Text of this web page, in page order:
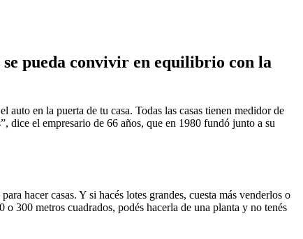
pueda convivir en equilibrio con la
auto en la puerta de tu casa. Todas las casas tienen medidor de
dice el empresario de 66 años, que en 1980 fundó junto a su
hacer casas. Y si hacés lotes grandes, cuesta más venderlos o
300 metros cuadrados, podés hacerla de una planta y no tenés